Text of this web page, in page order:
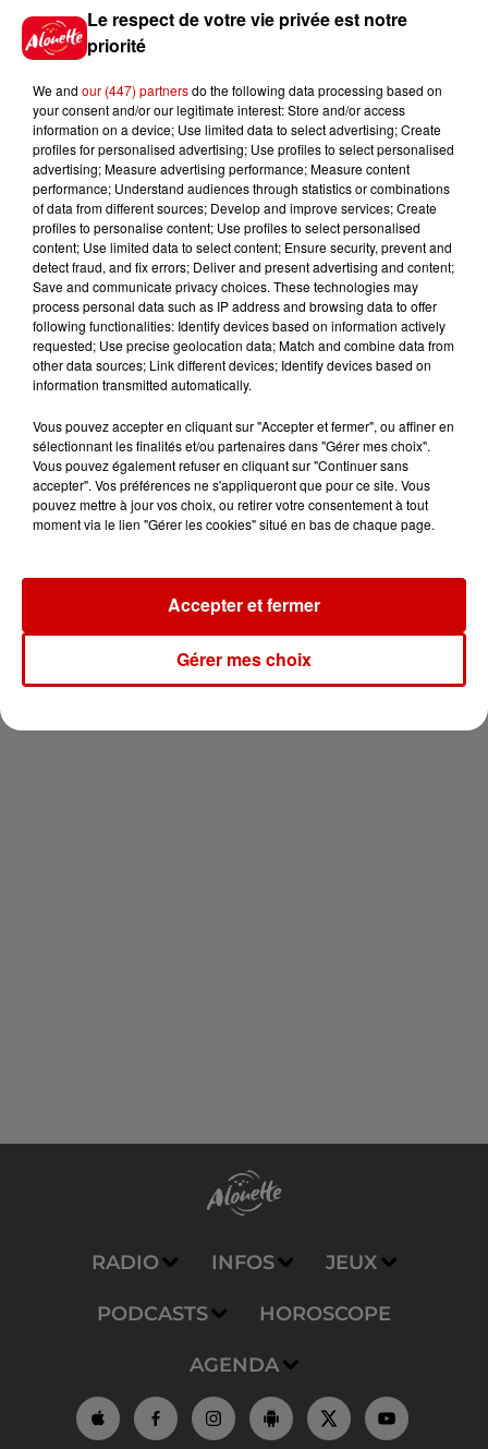
Gagnez vos places pour le
festival Marché Gourmand 2026
Le Duel - Gagnez vos entrées
pour l'un des zoos de nos
régions !
Destination Vacances - Gagnez
votre séjour en famille au cœur
de la...
Destination Vacances : inscrivez-
vous !
Newsletter
RADIO INFOS JEUX
PODCASTS HOROSCOPE
AGENDA
Le respect de votre vie privée est notre
priorité
We and our (447) partnersdo the following data processing based on
your consent and/or our legitimate interest: Store and/or access
information on a device; Use limited data to select advertising; Create
profiles for personalised advertising; Use profiles to select personalised
advertising; Measure advertising performance; Measure content
performance; Understand audiences through statistics or combinations
of data from different sources; Develop and improve services; Create
profiles to personalise content; Use profiles to select personalised
content; Use limited data to select content; Ensure security, prevent and
detect fraud, and fix errors; Deliver and present advertising and content;
Save and communicate privacy choices. These technologies may
process personal data such as IP address and browsing data to offer
following functionalities: Identify devices based on information actively
requested; Use precise geolocation data; Match and combine data from
other data sources; Link different devices; Identify devices based on
information transmitted automatically.
Vous pouvez accepter en cliquant sur "Accepter et fermer", ou affiner en
sélectionnant les finalités et/ou partenaires dans "Gérer mes choix".
Vous pouvez également refuser en cliquant sur "Continuer sans
accepter". Vos préférences ne s'appliqueront que pour ce site. Vous
pouvez mettre à jour vos choix, ou retirer votre consentement à tout
moment via le lien "Gérer les cookies" situé en bas de chaque page.
Gérer mes choix
Accepter et fermer